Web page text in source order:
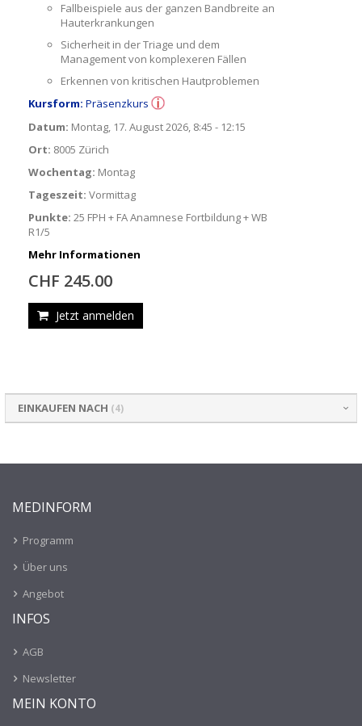
Fallbeispiele aus der ganzen Bandbreite an
Hauterkrankungen
Sicherheit in der Triage und dem
Management von komplexeren Fällen
Erkennen von kritischen Hautproblemen
Kursform: Präsenzkurs
Datum: Montag, 17. August 2026, 8:45 - 12:15
Ort: 8005 Zürich
Wochentag: Montag
Tageszeit: Vormittag
Punkte: 25 FPH + FA Anamnese Fortbildung + WB
R1/5
Mehr Informationen
CHF 245.00
Jetzt anmelden
EINKAUFEN NACH
MEDINFORM
Programm
Über uns
Angebot
INFOS
AGB
Newsletter
MEIN KONTO